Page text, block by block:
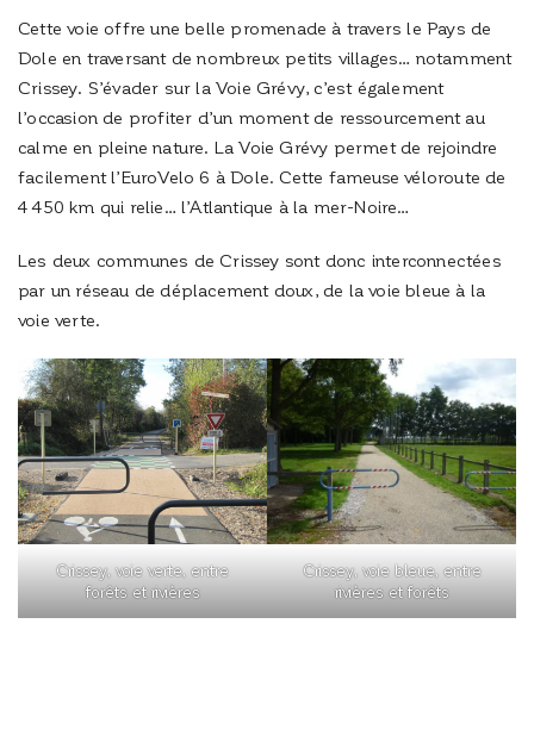
Cette voie offre une belle promenade à travers le Pays de
Dole en traversant de nombreux petits villages… notamment
Crissey. S’évader sur la Voie Grévy, c’est également
l’occasion de profiter d’un moment de ressourcement au
calme en pleine nature. La Voie Grévy permet de rejoindre
facilement l’EuroVelo 6 à Dole. Cette fameuse véloroute de
4 450 km qui relie… l’Atlantique à la mer-Noire…
Les deux communes de Crissey sont donc interconnectées
par un réseau de déplacement doux, de la voie bleue à la
voie verte.
Crissey, voie verte, entre
forêts et rivières
Crissey, voie bleue, entre
rivières et forêts